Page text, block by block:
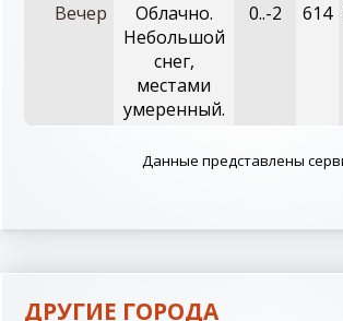
Вечер
Облачно.
Небольшой
снег,
местами
умеренный.
0..-2 614
Данные представлены
ДРУГИЕ ГОРОДА